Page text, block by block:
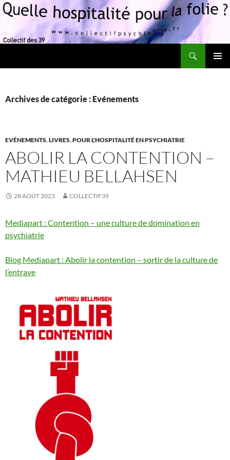
Archives de catégorie : Evénements
EVÉNEMENTS,LIVRES,POUR L'HOSPITALITÉ EN PSYCHIATRIE
ABOLIR LA CONTENTION –
MATHIEU BELLAHSEN
28 AOÛT 2023 COLLECTIF39
Mediapart : Contention – une culture de domination en
psychiatrie
Blog Mediapart : Abolir la contention – sortir de la culture de
l’entrave